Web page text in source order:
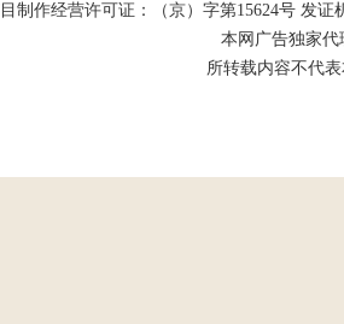
制作经营许可证：（京）字第15624号 发证
本网广告独家
所转载内容不代